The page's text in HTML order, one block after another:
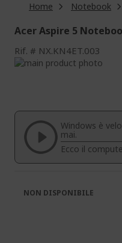
Home Notebook
Acer Aspire 5
Rif. NX.KN4ET.003
Vai
galleria
immagini
galleria
immagini
Windows è
mai.
Ecco il
NON DISPONIBILE